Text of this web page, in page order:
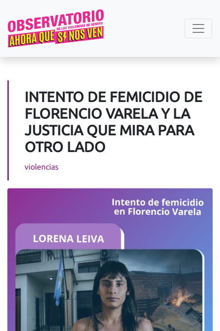
INTENTO DE FEMICIDIO DE
FLORENCIO VARELA Y LA
JUSTICIA QUE MIRA PARA
OTRO LADO
violencias